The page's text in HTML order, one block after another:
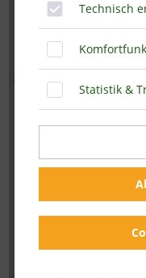
Technisch
Statistik &
Sango